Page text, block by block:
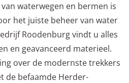
waterwegen en bermen is
het juiste beheer van water
Roodenburg vindt u alles
en geavanceerd materieel.
over de modernste trekkers
de befaamde Herder-